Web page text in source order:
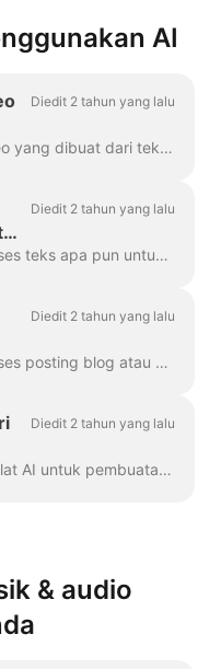
AI
Diedit 2 tahun yang lalu
Kami menyebut semua video yang dibuat dari teks atau postingan blog sebagai "Video Storyboard", karena video tersebut memiliki skrip yang ditautkan ke adegan tertentu dalam video. ...
Diedit 2 tahun yang lalu
Wave.video dapat memproses teks apa pun untuk membuat video yang akan menjelaskan tentang apa teks itu. Anda dapat mengatur durasi yang diinginkan dan menyetel hasil yang dihasilkan secara otomatis...
Diedit 2 tahun yang lalu
Wave.video dapat memproses posting blog atau artikel apa pun menjadi video pendek yang menjelaskan secara singkat tentang apa isi teks tersebut. Kami menggunakan algoritme AI untuk mengekstrak mo...
Diedit 2 tahun yang lalu
Wave.video menyediakan alat AI untuk pembuatan video otomatis dari teks. Wave akan memilih stok video dan musik yang relevan untuk Anda. Teks akan dimasukkan ke dalam ...
& audio